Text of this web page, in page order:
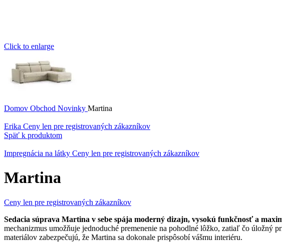
Click to enlarge
Domov Obchod Novinky Martina
Erika Ceny len pre registrovaných zákazníkov
Späť k produktom
Impregnácia na látky Ceny len pre registrovaných zákazníkov
Martina
Ceny len pre registrovaných zákazníkov
Sedacia súprava Martina v sebe spája moderný dizajn, vysokú funkčnosť a
mechanizmus umožňuje jednoduché premenenie na pohodlné lôžko, zatiaľ čo
materiálov zabezpečujú, že Martina sa dokonale prispôsobí vášmu interiéru.